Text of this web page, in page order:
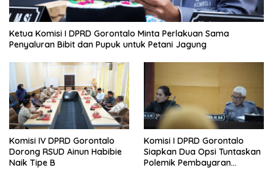
Ketua Komisi I DPRD Gorontalo Minta Perlakuan Sama
Penyaluran Bibit dan Pupuk untuk Petani Jagung
Komisi IV DPRD Gorontalo
Dorong RSUD Ainun Habibie
Naik Tipe B
Komisi I DPRD Gorontalo
Siapkan Dua Opsi Tuntaskan
Polemik Pembayaran